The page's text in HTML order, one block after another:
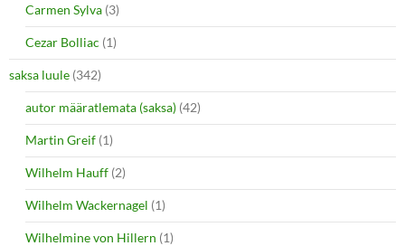
Carmen Sylva (3)
Cezar Bolliac (1)
saksa luule (342)
autor määratlemata (saksa) (42)
Martin Greif (1)
Wilhelm Hauff (2)
Wilhelm Wackernagel (1)
Wilhelmine von Hillern (1)